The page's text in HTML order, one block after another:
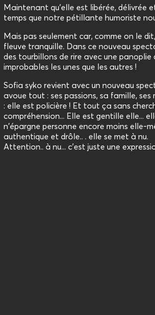
Maintenant qu’elle est libérée, délivrée
temps que notre pétillante humoriste
Mais pas seulement car, comme on le
fleuve tranquille. Dans ce nouveau
des tourbillons de rire avec une panoplie
improbables les unes que les autres !
Sofia syko revient avec un nouveau
avoue tout : ses passions, sa famille, ses
: elle est policière ! Et tout ça sans
compréhension... Elle est gentille elle...
n'épargne personne encore moins elle-
authentique et drôle.. . elle se met à nu.
Attention.. à nu... c'est juste une